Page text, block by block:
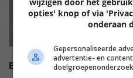
EISA MOBILE AWARDS
opties' knop of via
onderaan
Gepersonaliseerde
advertentie- en